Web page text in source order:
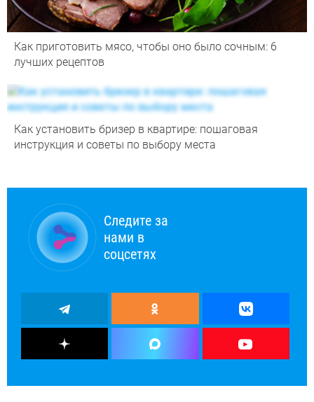
Как приготовить мясо, чтобы оно было сочным: 6
лучших рецептов
Как установить бризер в квартире: пошаговая
инструкция и советы по выбору места
Следите за
нами в
соцсетях